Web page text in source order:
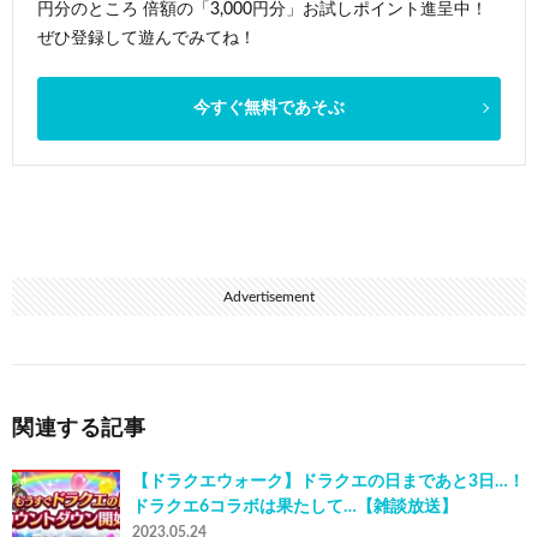
円分のところ 倍額の「3,000円分」お試しポイント進呈中！
ぜひ登録して遊んでみてね！
今すぐ無料であそぶ
Advertisement
関連する記事
【ドラクエウォーク】ドラクエの日まであと3日…！
ドラクエ6コラボは果たして…【雑談放送】
2023.05.24